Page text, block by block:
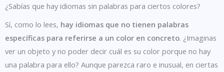
¿Sabías que hay idiomas sin palabras para ciertos colores?
Sí, como lo lees, hay idiomas que no tienen palabras
específicas para referirse a un color en concreto. ¿Imaginas
ver un objeto y no poder decir cuál es su color porque no hay
una palabra para ello? Aunque parezca raro e inusual, en ciertas